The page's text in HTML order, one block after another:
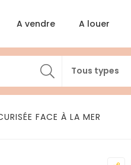
A vendre A louer
Tous types
FACE À LA MER